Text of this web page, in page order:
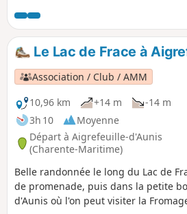
Le Lac de Frace à
Association / Club / AMM
10,96 km
+14 m
-14 m
3h 10
Moyenne
Départ à Aigrefeuille-d'Aunis
(Charente-Maritime)
Belle randonnée le long du Lac de
de promenade, puis dans la petite
d'Aunis où l'on peut visiter la